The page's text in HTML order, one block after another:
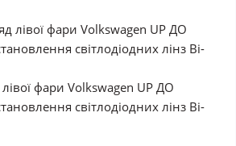
фари Volkswagen UP ДО
світлодіодних лінз Bi-